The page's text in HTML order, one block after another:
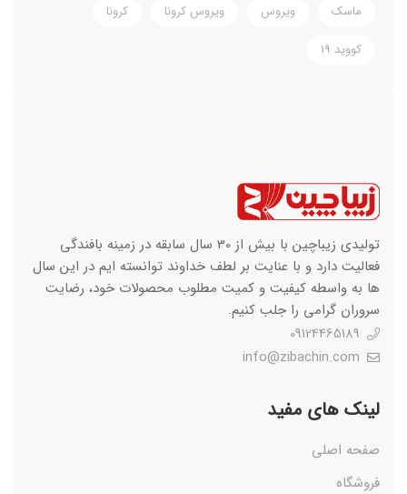
ماسک
ویروس ویروس کرونا
کرونا
کووید 19
تولیدی زیباچین با بیش از 30 سال سابقه در زمینه بافندگی
فعالیت دارد و با عنایت بر لطف خداوند توانسته ایم در این سال
ها به واسطه کیفیت و کمیت مطلوب محصولات خود، رضایت
سروران گرامی را جلب کنیم.
09124465189
info@zibachin.com
لینک های مفید
صفحه اصلی
فروشگاه